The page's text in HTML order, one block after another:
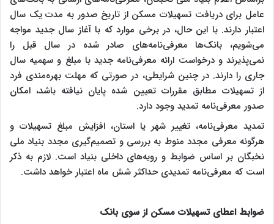
عامل برای دریافت تسهیلات مسکن از تاریخ صدور به مدت یک سال
اعتبار دارند. با این حال، در برخی موارد که با آغاز سال جدید مواجه
می‌شویم، بانک‌ها معرفی‌نامه‌های صادر شده در سال قبل را
نمی‌پذیرند و درخواست ارائه معرفی‌نامه جدید با مبلغ و سهمیه سال
جاری را دارند. در چنین شرایطی، در صورتی که مهلت بهره‌مندی فرد
از تسهیلات مطابق مقررات تعیین شده پایان نیافته باشد، امکان
صدور معرفی‌نامه تمدید وجود دارد.
تمدید معرفی‌نامه، تغییر شهر یا استان، افزایش مبلغ تسهیلات و
هرگونه معرفی مجدد منوط به بررسی و تصمیم‌گیری مجدد بنیاد ملی
نخبگان بر اساس ضوابط و رویه‌های داخلی بنیاد است. لازم به ذکر
است که معرفی‌نامه تمدیدی حداکثر شش ماه اعتبار خواهد داشت.
ضوابط اعطای تسهیلات مسکن از سوی بانک